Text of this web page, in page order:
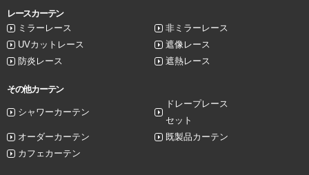
レースカーテン
ミラーレース
非ミラーレース
UVカットレース
遮像レース
防炎レース
遮熱レース
その他カーテン
シャワーカーテン
ドレープレース
セット
オーダーカーテン
既製品カーテン
カフェカーテン